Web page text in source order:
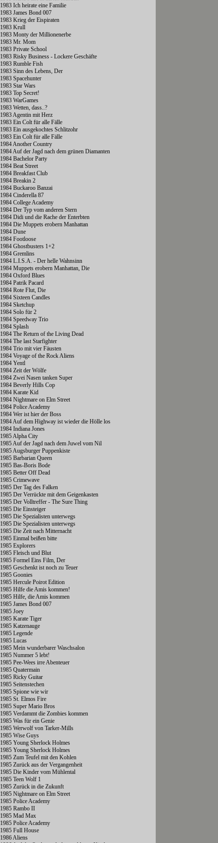
1983 Ich heirate eine Familie
1983 James Bond 007
1983 Krieg der Eispiraten
1983 Krull
1983 Monty der Millionenerbe
1983 Mr. Mom
1983 Private School
1983 Risky Business - Lockere Geschäfte
1983 Rumble Fish
1983 Sinn des Lebens, Der
1983 Spacehunter
1983 Star Wars
1983 Top Secret!
1983 WarGames
1983 Wetten, dass..?
1983 Agentin mit Herz
1983 Ein Colt für alle Fälle
1983 Ein ausgekochtes Schlitzohr
1983 Ein Colt für alle Fälle
1984 Another Country
1984 Auf der Jagd nach dem grünen Diamanten
1984 Bachelor Party
1984 Beat Street
1984 Breakfast Club
1984 Breakin 2
1984 Buckaroo Banzai
1984 Cinderella 87
1984 College Academy
1984 Der Typ vom anderen Stern
1984 Didi und die Rache der Enterbten
1984 Die Muppets erobern Manhattan
1984 Dune
1984 Footloose
1984 Ghostbusters 1+2
1984 Gremlins
1984 L.I.S.A. - Der helle Wahnsinn
1984 Muppets erobern Manhattan, Die
1984 Oxford Blues
1984 Patrik Pacard
1984 Rote Flut, Die
1984 Sixteen Candles
1984 Sketchup
1984 Solo für 2
1984 Speedway Trio
1984 Splash
1984 The Return of the Living Dead
1984 The last Starfighter
1984 Trio mit vier Fäusten
1984 Voyage of the Rock Aliens
1984 Yentl
1984 Zeit der Wölfe
1984 Zwei Nasen tanken Super
1984 Beverly Hills Cop
1984 Karate Kid
1984 Nightmare on Elm Street
1984 Police Academy
1984 Wer ist hier der Boss
1984 Auf dem Highway ist wieder die Hölle los
1984 Indiana Jones
1985 Alpha City
1985 Auf der Jagd nach dem Juwel vom Nil
1985 Augsburger Puppenkiste
1985 Barbarian Queen
1985 Bas-Boris Bode
1985 Better Off Dead
1985 Crimewave
1985 Der Tag des Falken
1985 Der Verrückte mit dem Geigenkasten
1985 Der Volltreffer - The Sure Thing
1985 Die Einsteiger
1985 Die Spezialisten unterwegs
1985 Die Spezialisten unterwegs
1985 Die Zeit nach Mitternacht
1985 Einmal beißen bitte
1985 Explorers
1985 Fleisch und Blut
1985 Formel Eins Film, Der
1985 Geschenkt ist noch zu Teuer
1985 Goonies
1985 Hercule Poirot Edition
1985 Hilfe die Amis kommen!
1985 Hilfe, die Amis kommen
1985 James Bond 007
1985 Joey
1985 Karate Tiger
1985 Katzenauge
1985 Legende
1985 Lucas
1985 Mein wunderbarer Waschsalon
1985 Nummer 5 lebt!
1985 Pee-Wees irre Abenteuer
1985 Quatermain
1985 Ricky Guitar
1985 Seitenstechen
1985 Spione wie wir
1985 St. Elmos Fire
1985 Super Mario Bros
1985 Verdammt die Zombies kommen
1985 Was für ein Genie
1985 Werwolf von Tarker-Mills
1985 Wise Guys
1985 Young Sherlock Holmes
1985 Young Sherlock Holmes
1985 Zum Teufel mit den Kohlen
1985 Zurück aus der Vergangenheit
1985 Die Kinder vom Mühlental
1985 Teen Wolf 1
1985 Zurück in die Zukunft
1985 Nightmare on Elm Street
1985 Police Academy
1985 Rambo II
1985 Mad Max
1985 Police Academy
1985 Full House
1986 Aliens